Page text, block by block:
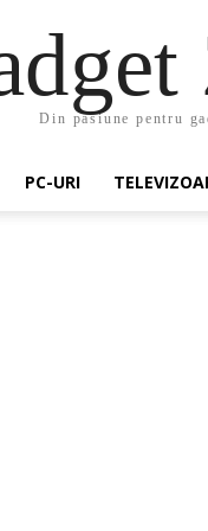
Din pasiune pentru
PC-URI